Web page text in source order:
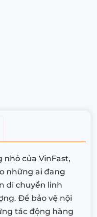
nhỏ của VinFast,
những ai đang
di chuyển linh
Để bảo vệ nội
tác động hàng